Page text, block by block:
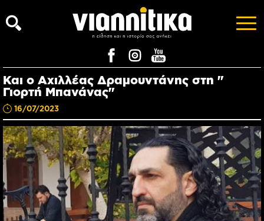
Και ο Αχιλλέας Δραμουντάνης στη "
Γιορτή Μπανάνας"
16/07/2023